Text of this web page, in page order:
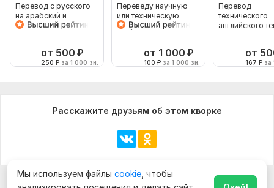
Перевод с русского
на арабский и
диалекты arabic
от 500 ₽
250 ₽ за 1 000 зн.
Переведу научную
или техническую
документацию с
от 1 000 ₽
100 ₽ за 1 000 зн.
Перевод
технического
английского
от
167 ₽ за
Расскажите друзьям об этом кворке
Мы используем файлы cookie , чтобы